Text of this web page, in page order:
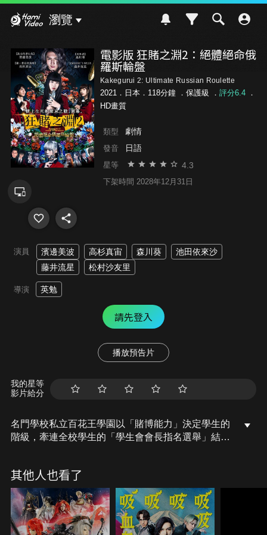
瀏覽
電影版 狂賭之淵2：絕體絕命俄
羅斯輪盤
Kakegurui 2: Ultimate Russian Roulette
2021．日本．118分鐘 ． 保護級 ． 評分6.4．
HD畫質
類型 劇情
發音 日語
星等 4.3
下架時間 2028年12月31日
演員 濱邊美波 高杉真宙 森川葵
池田依來沙
藤井流星
松村沙友里
導演 英勉
請先登入
播放預告片
我的星等
影片給分
名門學校私立百花王學園以「賭博能力」決定學生的
階級，牽連全校學生的「學生會會長指名選舉」結束
用給學生會的「家畜」不斷增加，由家畜向學生會成
員發起的官方賭博戰橫行，學園內洋溢著神秘的氛
圍。2年前因引發某起事件而被學園追捕的男人．視
鬼神真玄再度現身，而擁有共感特殊能力的他，是一
位最凶惡的賭者……。
其他人也看了